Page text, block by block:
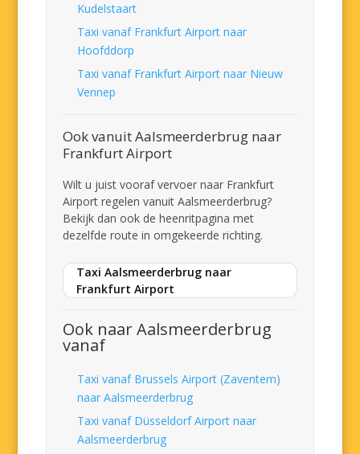
Kudelstaart
Taxi vanaf Frankfurt Airport naar
Hoofddorp
Taxi vanaf Frankfurt Airport naar Nieuw
Vennep
Ook vanuit Aalsmeerderbrug naar
Frankfurt Airport
Wilt u juist vooraf vervoer naar Frankfurt
Airport regelen vanuit Aalsmeerderbrug?
Bekijk dan ook de heenritpagina met
dezelfde route in omgekeerde richting.
Taxi Aalsmeerderbrug naar
Frankfurt Airport
Ook naar Aalsmeerderbrug
vanaf
Taxi vanaf Brussels Airport (Zaventem)
naar Aalsmeerderbrug
Taxi vanaf Düsseldorf Airport naar
Aalsmeerderbrug